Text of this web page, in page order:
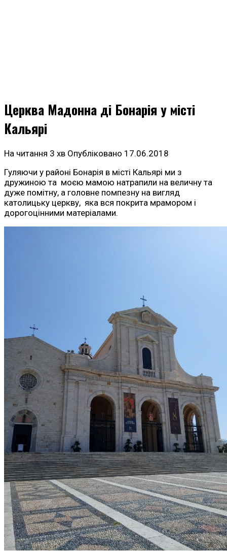
Церква Мадонна ді Бонарія у місті
Кальярі
На читання 3 хв Опубліковано 17.06.2018
Гуляючи у районі Бонарія в місті Кальярі ми з
дружиною та моєю мамою натрапили на величну та
дуже помітну, а головне помпезну на вигляд
католицьку церкву, яка вся покрита мрамором і
дорогоцінними матеріалами.